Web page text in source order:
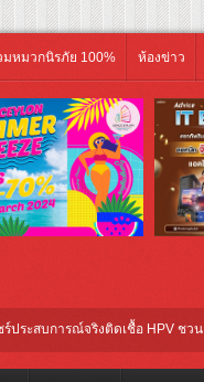
มหมวกนิรภัย 100% ห้องข่าว
ณ์จริงติดเชื้อ HPV ชวนคนไทย “เ
ต โกนหัวรับบทแม่ชี นำทีมนักแสด